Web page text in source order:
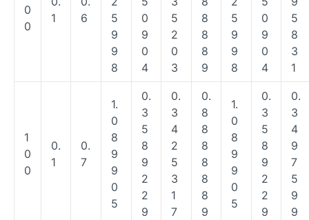
0
0
1
6
5
9
9
8
0
9
0
4
5
2
0
3
8
8
8
9
5
9
9
8
0
9
0
4
5
8
3
1
1
0
0
0.
1
0.
7
1.
0
8
9
9
0
5
0.
3
5
8
9
2
2
9
0.
3
4
2
5
3
1
7
0.
8
8
8
8
8
8
9
1.
0
8
9
9
0
5
0.
3
5
8
9
2
2
9
0.
3
4
9
7
5
9
9